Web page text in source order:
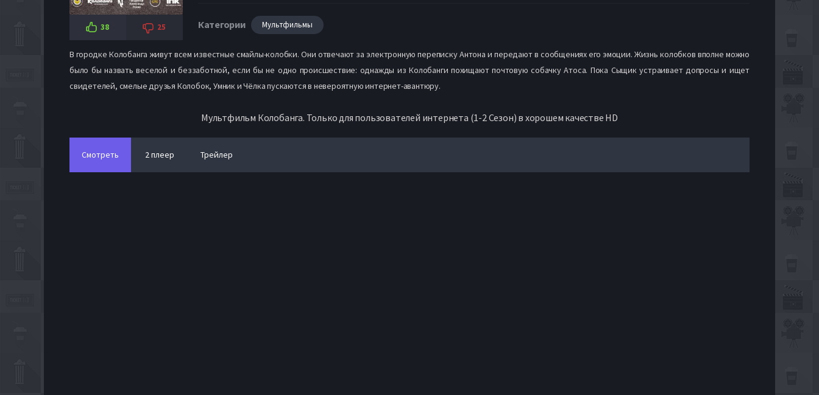
38 25 Категории Мультфильмы
В городке Колобанга живут всем известные смайлы-колобки. Они отвечают за электронную переписку Антона и передают в сообщениях его эмоции. Жизнь колобков вполне можно
было бы назвать веселой и беззаботной, если бы не одно происшествие: однажды из Колобанги похищают почтовую собачку Атоса. Пока Сыщик устраивает допросы и ищет
свидетелей, смелые друзья Колобок, Умник и Чёлка пускаются в невероятную интернет-авантюру.
Мультфильм Колобанга. Только для пользователей интернета (1-2 Сезон) в хорошем качестве HD
Смотреть 2 плеер Трейлер